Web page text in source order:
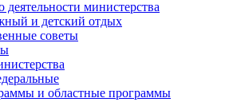
деятельности министерства
и детский отдых
советы
и областные программы